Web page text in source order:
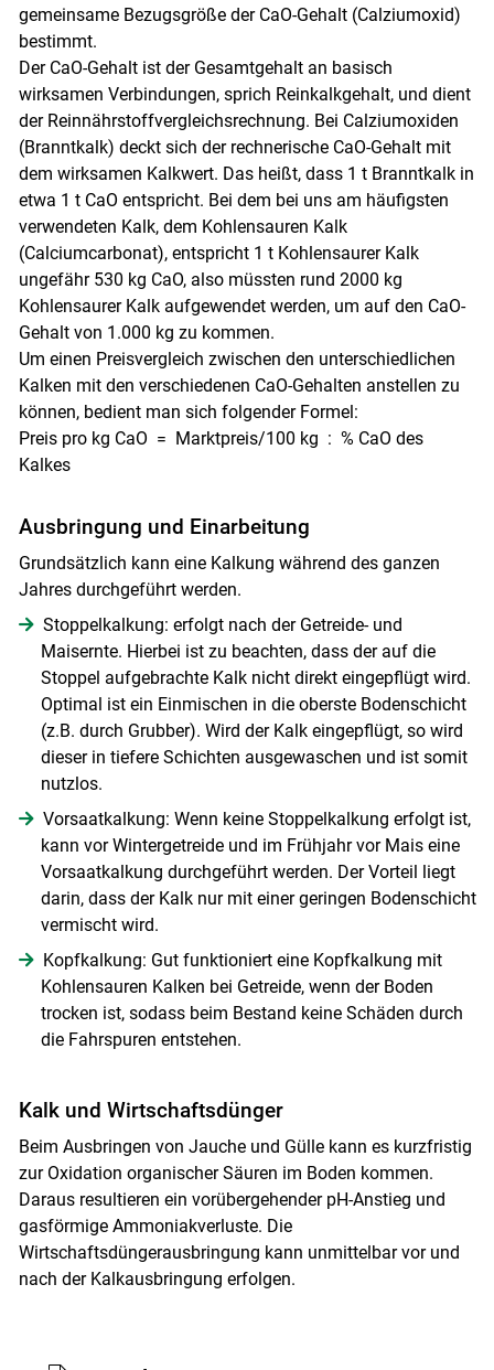
gemeinsame Bezugsgröße der CaO-Gehalt (Calziumoxid)
bestimmt.
Der CaO-Gehalt ist der Gesamtgehalt an basisch
wirksamen Verbindungen, sprich Reinkalkgehalt, und dient
der Reinnährstoffvergleichsrechnung. Bei Calziumoxiden
(Branntkalk) deckt sich der rechnerische CaO-Gehalt mit
dem wirksamen Kalkwert. Das heißt, dass 1 t Branntkalk in
etwa 1 t CaO entspricht. Bei dem bei uns am häufigsten
verwendeten Kalk, dem Kohlensauren Kalk
(Calciumcarbonat), entspricht 1 t Kohlensaurer Kalk
ungefähr 530 kg CaO, also müssten rund 2000 kg
Kohlensaurer Kalk aufgewendet werden, um auf den CaO-
Gehalt von 1.000 kg zu kommen.
Um einen Preisvergleich zwischen den unterschiedlichen
Kalken mit den verschiedenen CaO-Gehalten anstellen zu
können, bedient man sich folgender Formel:
Preis pro kg CaO = Marktpreis/100 kg : % CaO des
Kalkes
Ausbringung und Einarbeitung
Grundsätzlich kann eine Kalkung während des ganzen
Jahres durchgeführt werden.
Stoppelkalkung: erfolgt nach der Getreide- und
Maisernte. Hierbei ist zu beachten, dass der auf die
Stoppel aufgebrachte Kalk nicht direkt eingepflügt wird.
Optimal ist ein Einmischen in die oberste Bodenschicht
(z.B. durch Grubber). Wird der Kalk eingepflügt, so wird
dieser in tiefere Schichten ausgewaschen und ist somit
nutzlos.
Vorsaatkalkung: Wenn keine Stoppelkalkung erfolgt ist,
kann vor Wintergetreide und im Frühjahr vor Mais eine
Vorsaatkalkung durchgeführt werden. Der Vorteil liegt
darin, dass der Kalk nur mit einer geringen Bodenschicht
vermischt wird.
Kopfkalkung: Gut funktioniert eine Kopfkalkung mit
Kohlensauren Kalken bei Getreide, wenn der Boden
trocken ist, sodass beim Bestand keine Schäden durch
die Fahrspuren entstehen.
Kalk und Wirtschaftsdünger
Beim Ausbringen von Jauche und Gülle kann es kurzfristig
zur Oxidation organischer Säuren im Boden kommen.
Daraus resultieren ein vorüber­gehender pH-Anstieg und
gasförmige Ammoniakverluste. Die
Wirtschaftsdüngerausbringung kann unmittelbar vor und
nach der Kalkausbringung erfolgen.